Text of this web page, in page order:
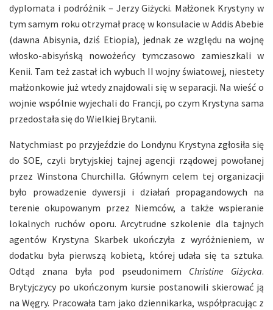
dyplomata i podróżnik – Jerzy Giżycki. Małżonek Krystyny w
tym samym roku otrzymał pracę w konsulacie w Addis Abebie
(dawna Abisynia, dziś Etiopia), jednak ze względu na wojnę
włosko-abisyńską nowożeńcy tymczasowo zamieszkali w
Kenii. Tam też zastał ich wybuch II wojny światowej, niestety
małżonkowie już wtedy znajdowali się w separacji. Na wieść o
wojnie wspólnie wyjechali do Francji, po czym Krystyna sama
przedostała się do Wielkiej Brytanii.
Natychmiast po przyjeździe do Londynu Krystyna zgłosiła się
do SOE, czyli brytyjskiej tajnej agencji rządowej powołanej
przez Winstona Churchilla. Głównym celem tej organizacji
było prowadzenie dywersji i działań propagandowych na
terenie okupowanym przez Niemców, a także wspieranie
lokalnych ruchów oporu. Arcytrudne szkolenie dla tajnych
agentów Krystyna Skarbek ukończyła z wyróżnieniem, w
dodatku była pierwszą kobietą, której udała się ta sztuka.
Odtąd znana była pod pseudonimem Christine Giżycka.
Brytyjczycy po ukończonym kursie postanowili skierować ją
na Węgry. Pracowała tam jako dziennikarka, współpracując z